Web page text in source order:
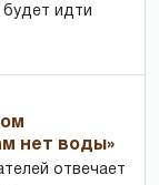
идти
нет воды»
отвечает